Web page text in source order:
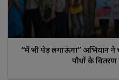
“मैं भी पेड़ लगाऊंगा” अभियान ने
पौधों के